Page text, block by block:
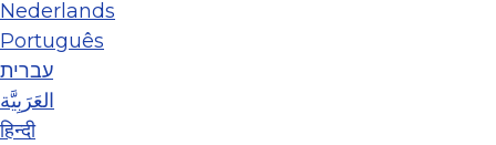
Nederlands
Português
עברית
العَرَبِيَّة
हिन्दी